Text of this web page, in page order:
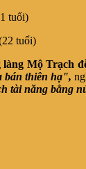
tuổi)
tuổi)
Mộ Trạch
bán thiên hạ",
tài năng bằng